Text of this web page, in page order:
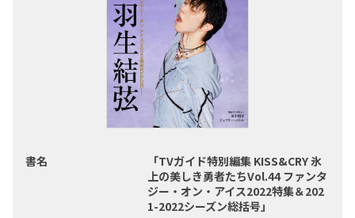
書名
「TVガイド特別編集 KISS&CRY 氷
上の美しき勇者たちVol.44 ファンタ
ジー・オン・アイス2022特集＆202
1-2022シーズン総括号」